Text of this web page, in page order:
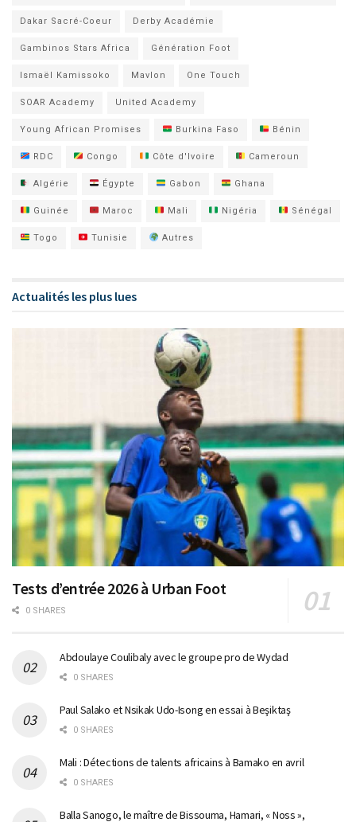
Dakar Sacré-Coeur Derby Académie
Gambinos Stars Africa Génération Foot
Ismaël Kamissoko Mavlon One Touch
SOAR Academy United Academy
Young African Promises Burkina Faso Bénin
RDC Congo Côte d'Ivoire Cameroun
Algérie Égypte Gabon Ghana
Guinée Maroc Mali Nigéria Sénégal
Togo Tunisie Autres
Actualités les plus lues
Tests d’entrée 2026 à Urban Foot
0 SHARES
Abdoulaye Coulibaly avec le groupe pro de Wydad
0 SHARES
Paul Salako et Nsikak Udo-Isong en essai à Beşiktaş
0 SHARES
Mali : Détections de talents africains à Bamako en avril
0 SHARES
Balla Sanogo, le maître de Bissouma, Hamari, « Noss »,